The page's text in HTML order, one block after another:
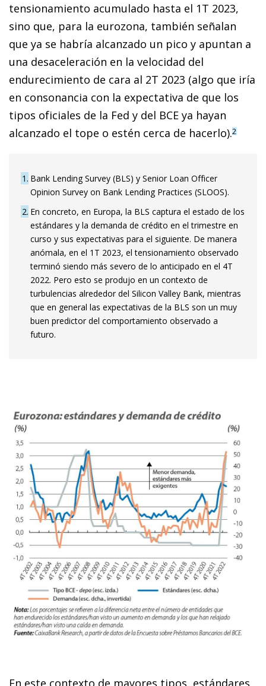
tensionamiento acumulado hasta el 1T 2023,
sino que, para la eurozona, también señalan
que ya se habría alcanzado un pico y apuntan a
una desaceleración en la velocidad del
endurecimiento de cara al 2T 2023 (algo que iría
en consonancia con la expectativa de que los
tipos oficiales de la Fed y del BCE ya hayan
alcanzado el tope o estén cerca de hacerlo).2
1 Bank Lending Survey (BLS) y Senior Loan Officer
Opinion Survey on Bank Lending Practices (SLOOS).
2 En concreto, en Europa, la BLS captura el estado de los
estándares y la demanda de crédito en el trimestre en
curso y sus expectativas para el siguiente. De manera
anómala, en el 1T 2023, el tensionamiento observado
terminó siendo más severo de lo anticipado en el 4T
2022. Pero esto se produjo en un contexto de
turbulencias alrededor del Silicon Valley Bank, mientras
que en general las expectativas de la BLS son un muy
buen predictor del comportamiento observado a
futuro.
En este contexto de mayores tipos, estándares